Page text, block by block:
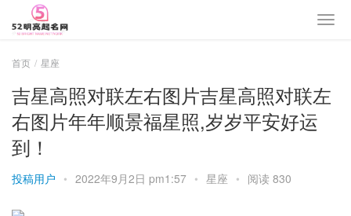
首页 星座
吉星高照对联左右图片吉星高照对联左
右图片年年顺景福星照,岁岁平安好运
到！
投稿用户 • 2022年9月2日 pm1:57 • 星座 • 阅读 830